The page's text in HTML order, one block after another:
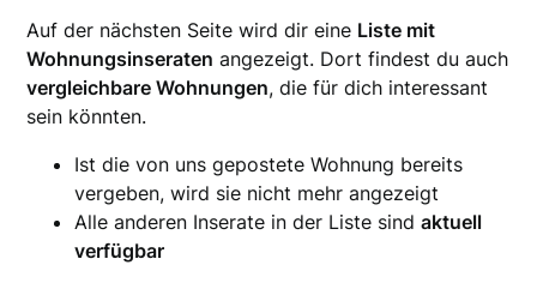
Auf der nächsten Seite wird dir eine Liste mit
Wohnungsinseraten angezeigt. Dort findest du auch
vergleichbare Wohnungen, die für dich interessant
sein könnten.
Ist die von uns gepostete Wohnung bereits
vergeben, wird sie nicht mehr angezeigt
Alle anderen Inserate in der Liste sindaktuell
verfügbar